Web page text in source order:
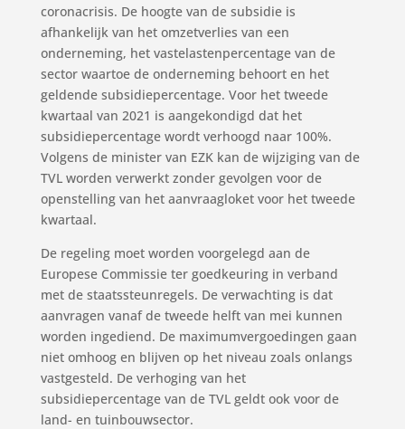
coronacrisis. De hoogte van de subsidie is
afhankelijk van het omzetverlies van een
onderneming, het vastelastenpercentage van de
sector waartoe de onderneming behoort en het
geldende subsidiepercentage. Voor het tweede
kwartaal van 2021 is aangekondigd dat het
subsidiepercentage wordt verhoogd naar 100%.
Volgens de minister van EZK kan de wijziging van de
TVL worden verwerkt zonder gevolgen voor de
openstelling van het aanvraagloket voor het tweede
kwartaal.
De regeling moet worden voorgelegd aan de
Europese Commissie ter goedkeuring in verband
met de staatssteunregels. De verwachting is dat
aanvragen vanaf de tweede helft van mei kunnen
worden ingediend. De maximumvergoedingen gaan
niet omhoog en blijven op het niveau zoals onlangs
vastgesteld. De verhoging van het
subsidiepercentage van de TVL geldt ook voor de
land- en tuinbouwsector.